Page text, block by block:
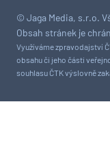
© Jaga Media, s.r.o.
Obsah stránek je
Využíváme zpravodajství
obsahu či jeho části
souhlasu ČTK výslovně